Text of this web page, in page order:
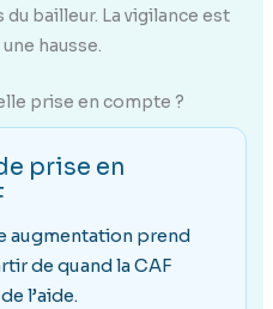
bailleur. La vigilance est
hausse.
prise en compte ?
prise en
augmentation prend
de quand la CAF
l’aide.